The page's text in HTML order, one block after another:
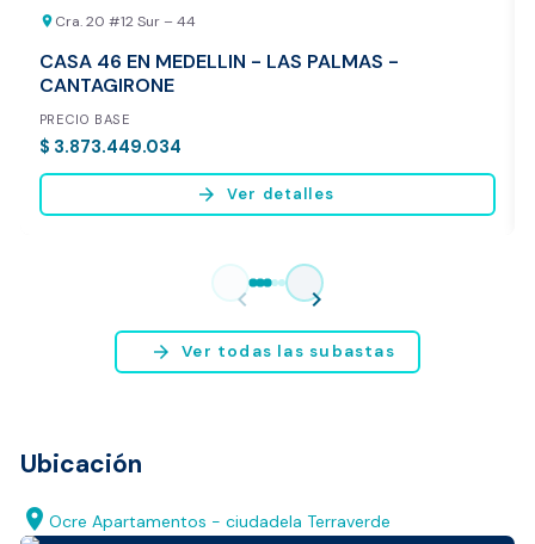
* Servicio disponible exclusivamente para inmuebles ubicados en
Bogotá y Medellín.
location_on Cra. 20 #12 Sur – 44
CASA 46 EN MEDELLIN - LAS PALMAS -
CANTAGIRONE
PRECIO BASE
$ 3.873.449.034
arrow_forward Ver detalles
chevron_left chevron_right
arrow_forward Ver todas las subastas
Ubicación
location_on Ocre Apartamentos - ciudadela Terraverde